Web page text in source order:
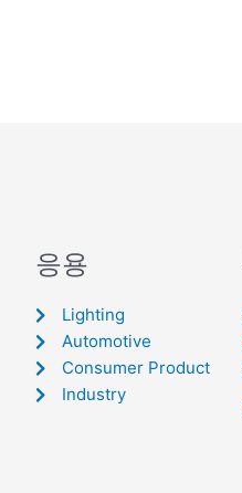
응용
Lighting
Automotive
Consumer Product
Industry